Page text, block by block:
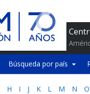
Búsqueda por país
H I J K L M N O